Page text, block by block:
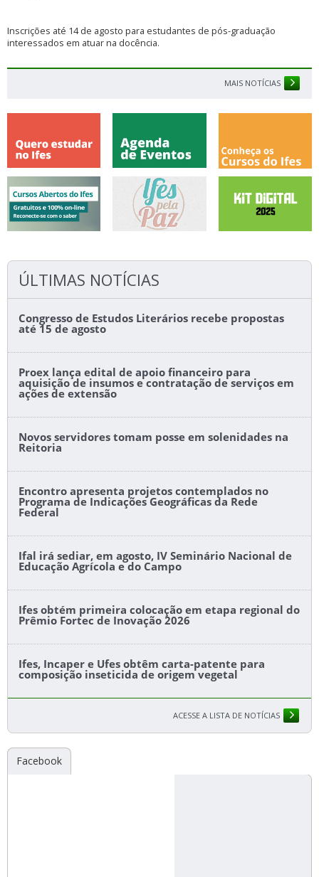
Inscrições até 14 de agosto para estudantes de pós-graduação
interessados em atuar na docência.
MAIS NOTÍCIAS
ÚLTIMAS NOTÍCIAS
Congresso de Estudos Literários recebe propostas
até 15 de agosto
Proex lança edital de apoio financeiro para
aquisição de insumos e contratação de serviços em
ações de extensão
Novos servidores tomam posse em solenidades na
Reitoria
Encontro apresenta projetos contemplados no
Programa de Indicações Geográficas da Rede
Federal
Ifal irá sediar, em agosto, IV Seminário Nacional de
Educação Agrícola e do Campo
Ifes obtém primeira colocação em etapa regional do
Prêmio Fortec de Inovação 2026
Ifes, Incaper e Ufes obtêm carta-patente para
composição inseticida de origem vegetal
ACESSE A LISTA DE NOTÍCIAS
Facebook